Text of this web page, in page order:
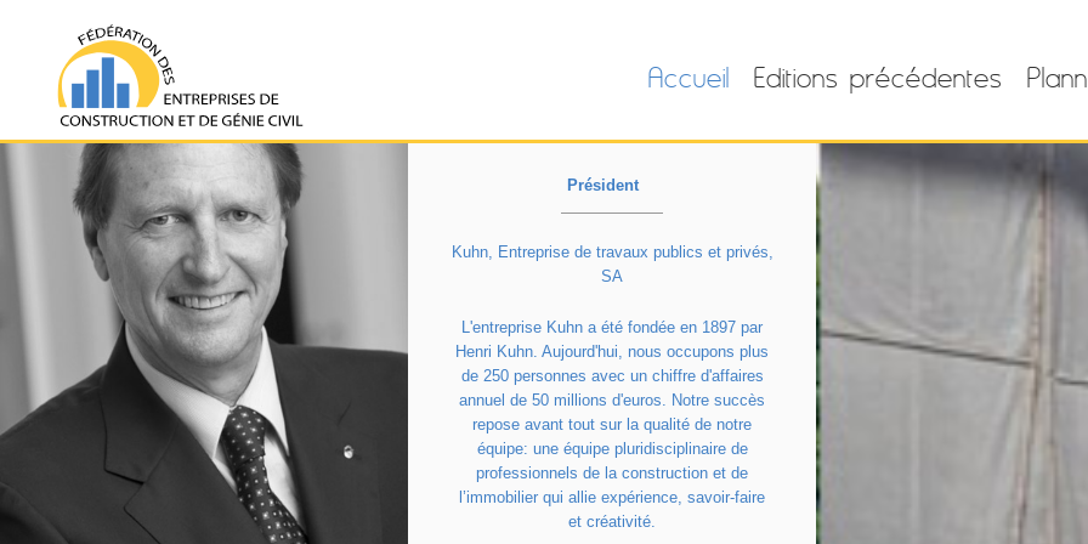
Accueil Editions précédentes
Président
Kuhn, Entreprise de travaux publics et privés,
SA
L'entreprise Kuhn a été fondée en 1897 par
Henri Kuhn. Aujourd'hui, nous occupons plus
de 250 personnes avec un chiffre d'affaires
annuel de 50 millions d'euros. Notre succès
repose avant tout sur la qualité de notre
équipe: une équipe pluridisciplinaire de
professionnels de la construction et de
l’immobilier qui allie expérience, savoir-faire
et créativité.